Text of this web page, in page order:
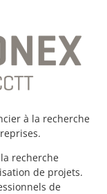
à la recherche
recherche
de projets.
de